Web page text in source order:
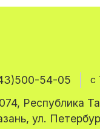
54-05 с
Республика
ул.